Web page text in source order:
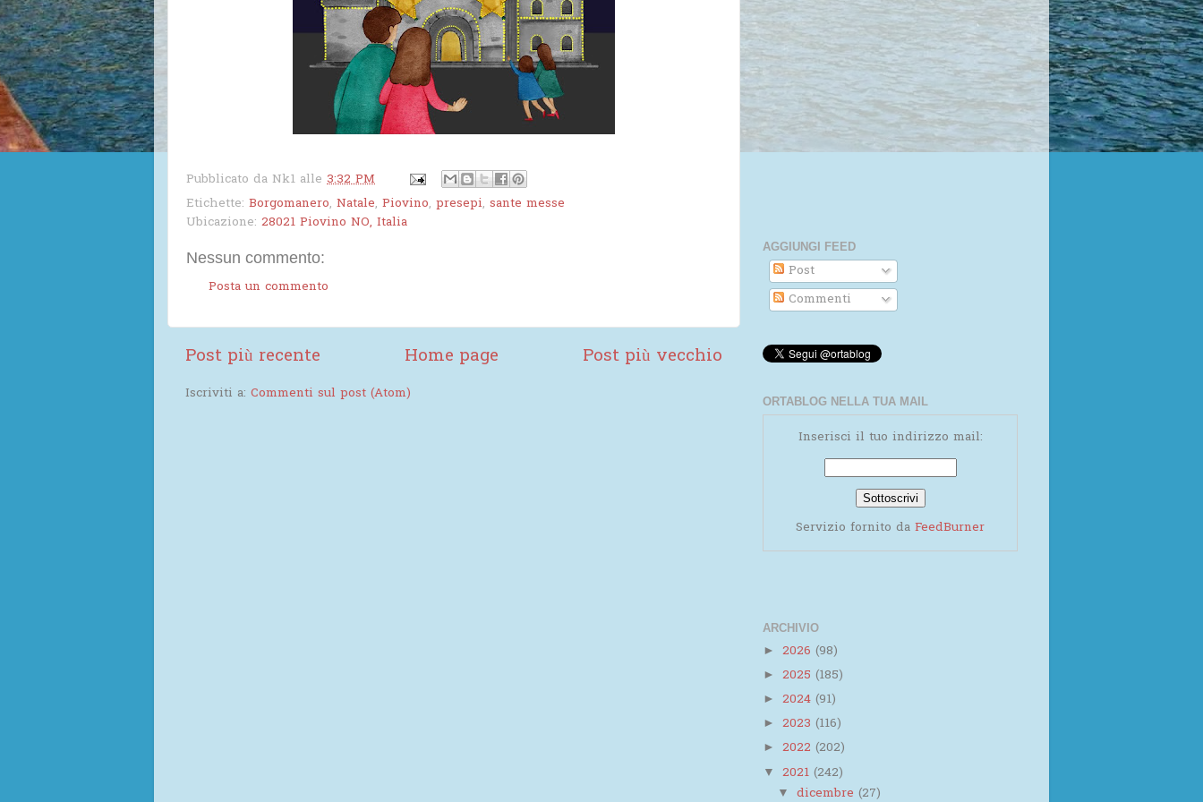
Pubblicato da Nk1 alle 3:32 PM
Etichette: Borgomanero, Natale, Piovino, presepi, sante messe
Ubicazione: 28021 Piovino NO, Italia
Nessun commento:
Posta un commento
Post più recente Post più vecchio
Home page
Iscriviti a: Commenti sul post (Atom)
AGGIUNGI FEED
Post
Commenti
ORTABLOG NELLA TUA MAIL
Inserisci il tuo indirizzo mail:
Servizio fornito da FeedBurner
ARCHIVIO
► 2026 (98)
► 2025 (185)
► 2024 (91)
► 2023 (116)
► 2022 (202)
▼ 2021 (242)
▼dicembre(27)